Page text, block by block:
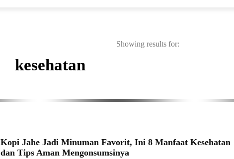
Showing results for:
Kopi Jahe Jadi Minuman Favorit, Ini 8 Manfaat Kesehatan
dan Tips Aman Mengonsumsinya